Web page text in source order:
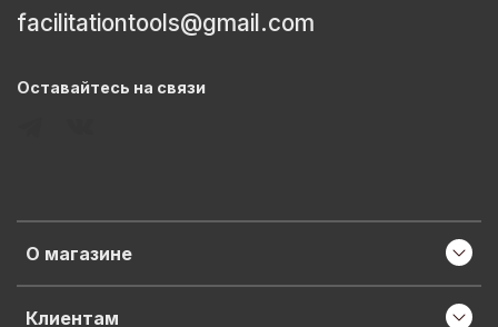
О магазине
Клиентам
facilitationtools@gmail.com
Оставайтесь на связи